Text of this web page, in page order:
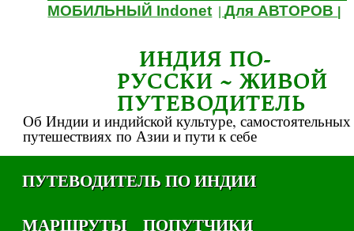
МОБИЛЬНЫЙ Indonet |Для АВТОРОВ
ИНДИЯ ПО-
РУССКИ ~ ЖИВОЙ
ПУТЕВОДИТЕЛЬ
Об Индии и индийской культуре, самостоятельных
путешествиях по Азии и пути к себе
ПУТЕВОДИТЕЛЬ ПО ИНДИИ
МАРШРУТЫ
ПОПУТЧИКИ